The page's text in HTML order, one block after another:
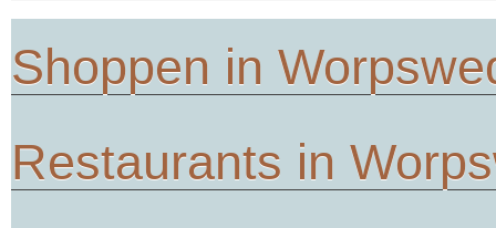
Shoppen in
Restaurants in